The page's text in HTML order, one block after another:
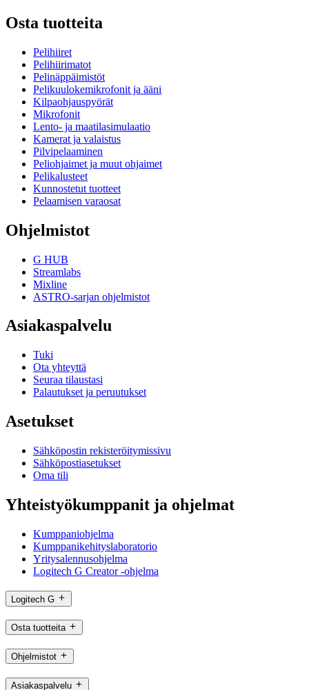
Osta tuotteita
Pelihiiret
Pelihiirimatot
Pelinäppäimistöt
Pelikuulokemikrofonit ja ääni
Kilpaohjauspyörät
Mikrofonit
Lento- ja maatilasimulaatio
Kamerat ja valaistus
Pilvipelaaminen
Peliohjaimet ja muut ohjaimet
Pelikalusteet
Kunnostetut tuotteet
Pelaamisen varaosat
Ohjelmistot
G HUB
Streamlabs
Mixline
ASTRO-sarjan ohjelmistot
Asiakaspalvelu
Tuki
Ota yhteyttä
Seuraa tilaustasi
Palautukset ja peruutukset
Asetukset
Sähköpostin rekisteröitymissivu
Sähköpostiasetukset
Oma tili
Yhteistyökumppanit ja ohjelmat
Kumppaniohjelma
Kumppanikehityslaboratorio
Yritysalennusohjelma
Logitech G Creator -ohjelma
Logitech G
Osta tuotteita
Ohjelmistot
Asiakaspalvelu